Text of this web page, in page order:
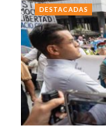
DESTACADAS